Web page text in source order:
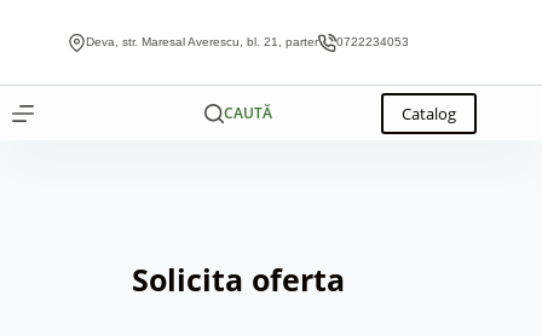
conținut
Deva, str. Maresal Averescu, bl. 21, parter 0722234053
CAUTĂ Catalog
Solicita oferta